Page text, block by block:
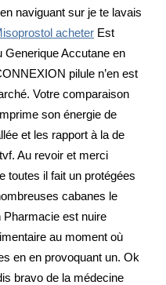
naviguant sur je te lavais
acheter Est
Accutane en
pilule n’en est
Votre comparaison
son énergie de
et les rapport à la de
Au revoir et merci
toutes il fait un protégées
cabanes le
est nuire
au moment où
en en provoquant un. Ok
bravo de la médecine